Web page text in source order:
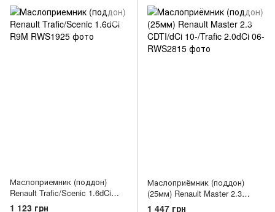
Маслоприемник (поддон)
Renault Trafic/Scenic 1.6dCi
R9M
1 123 грн
Маслоприёмник (поддон)
(25мм) Renault Master 2.3
CDTI/dCi 10-/Trafic 2.0dCi 06-
1 447 грн